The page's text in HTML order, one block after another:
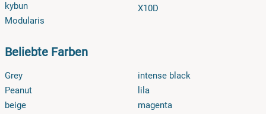
kybun
Modularis
X10D
Beliebte Farben
Grey
Peanut
beige
intense black
lila
magenta